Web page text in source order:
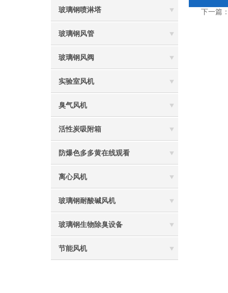
玻璃钢喷淋塔
玻璃钢风管
玻璃钢风阀
实验室风机
臭气风机
活性炭吸附箱
防爆色多多黄在线观看
离心风机
玻璃钢耐酸碱风机
玻璃钢生物除臭设备
节能风机
下一篇